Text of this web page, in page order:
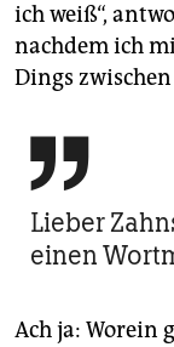
ich weiß“,
nachdem ich
Dings

Lieber
einen
Ach ja: Worein